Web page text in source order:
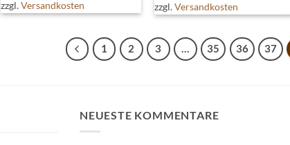
zzgl.Versandkosten zzgl.Versandkosten
1 2 3 … 35 36 37
NEUESTE KOMMENTARE